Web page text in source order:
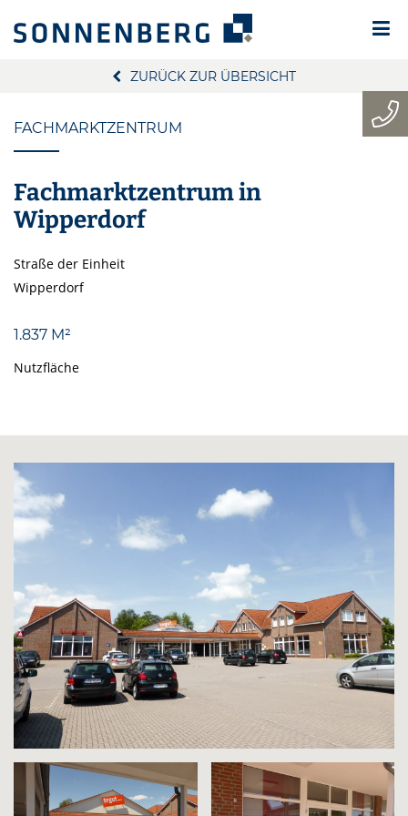
ZURÜCK ZUR ÜBERSICHT
FACHMARKTZENTRUM
Fachmarktzentrum in
Wipperdorf
Straße der Einheit
Wipperdorf
1.837 M²
Nutzfläche